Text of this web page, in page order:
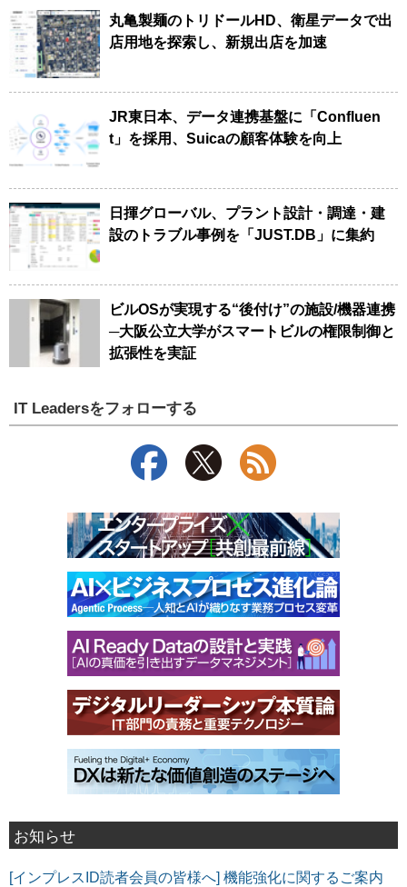
丸亀製麺のトリドールHD、衛星データで出
店用地を探索し、新規出店を加速
JR東日本、データ連携基盤に「Confluen
t」を採用、Suicaの顧客体験を向上
日揮グローバル、プラント設計・調達・建
設のトラブル事例を「JUST.DB」に集約
ビルOSが実現する“後付け”の施設/機器連携
─大阪公立大学がスマートビルの権限制御と
拡張性を実証
IT Leadersをフォローする
お知らせ
[インプレスID読者会員の皆様へ] 機能強化に関するご案内